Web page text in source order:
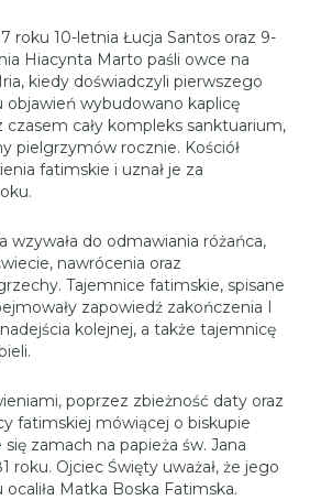
roku 10-letnia Łucja Santos oraz 9-
Hiacynta Marto paśli owce na
kiedy doświadczyli pierwszego
objawień wybudowano kaplicę
czasem cały kompleks sanktuarium,
pielgrzymów rocznie. Kościół
fatimskie i uznał je za
wzywała do odmawiania różańca,
nawrócenia oraz
Tajemnice fatimskie, spisane
zapowiedź zakończenia I
kolejnej, a także tajemnicę
poprzez zbieżność daty oraz
fatimskiej mówiącej o biskupie
zamach na papieża św. Jana
roku. Ojciec Święty uważał, że jego
Matka Boska Fatimska.